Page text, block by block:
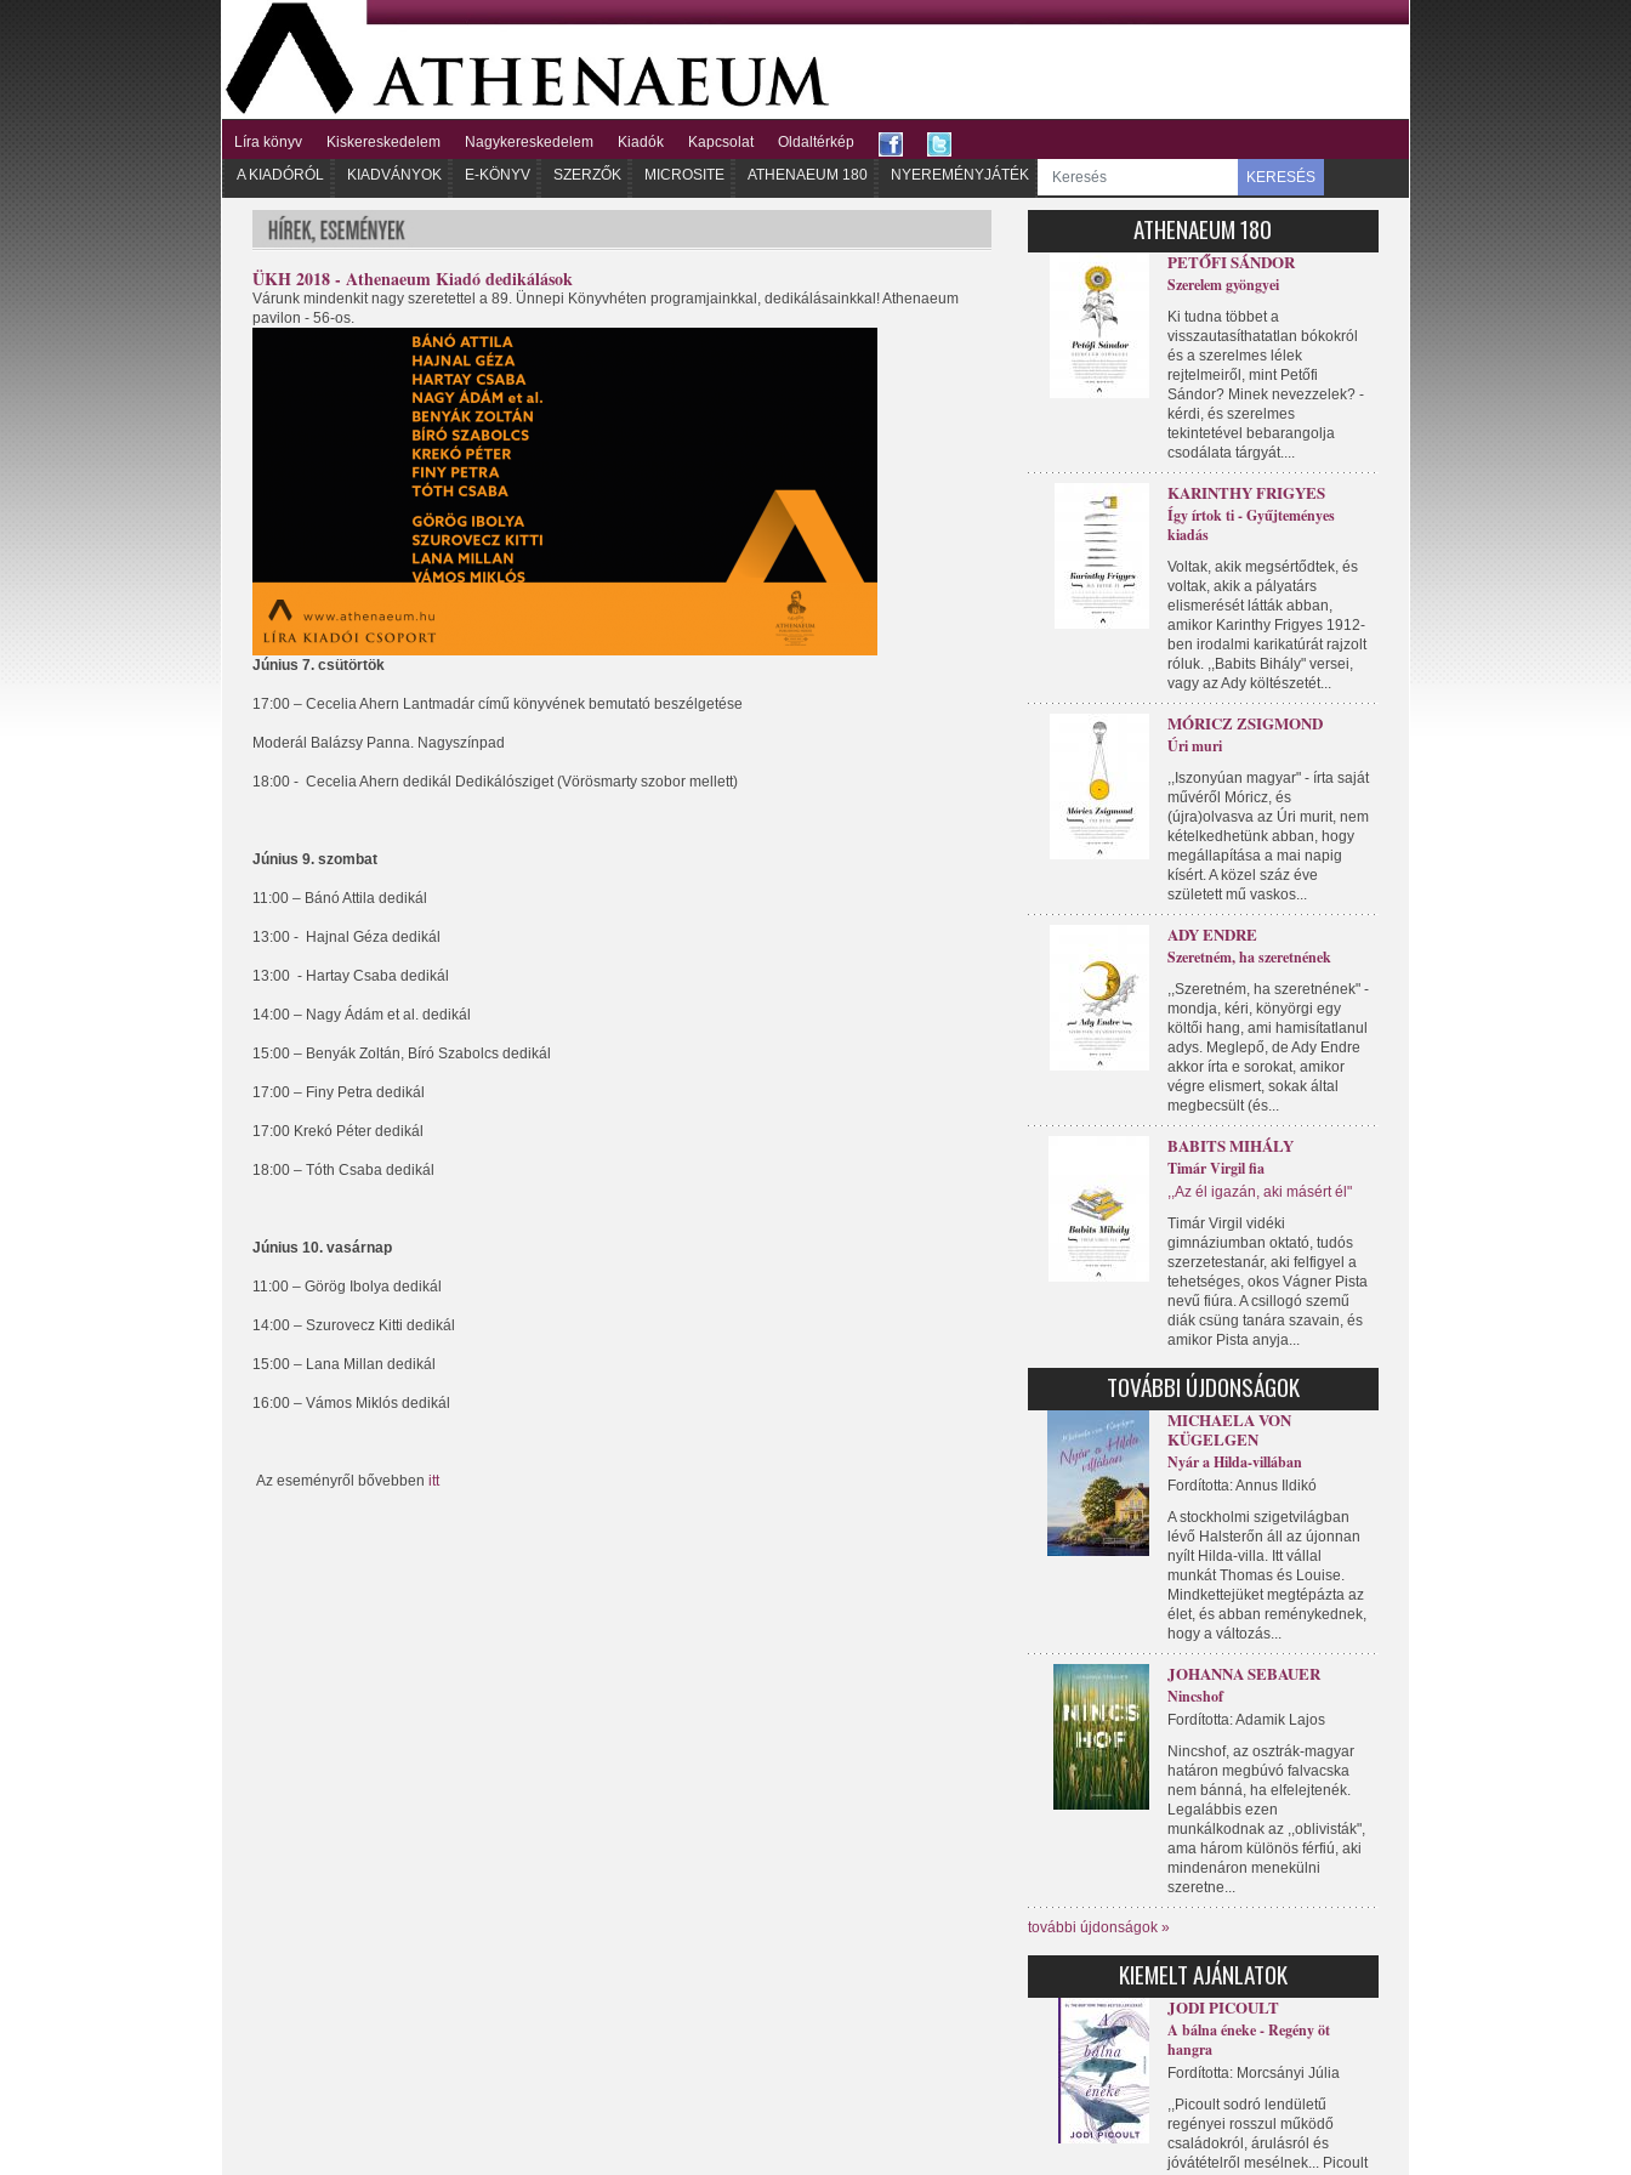
Líra könyv Kiskereskedelem Nagykereskedelem Kiadók Kapcsolat
Oldaltérkép
A KIADÓRÓL
KIADVÁNYOK E-KÖNYV SZERZŐK MICROSITE ATHENAEUM 180 NYEREMÉNYJÁTÉK KERESÉS
ÜKH 2018 - Athenaeum Kiadó dedikálások
Várunk mindenkit nagy szeretettel a 89. Ünnepi Könyvhéten programjainkkal, dedikálásainkkal! Athenaeum
pavilon - 56-os.
Június 7. csütörtök
17:00 – Cecelia Ahern Lantmadár című könyvének bemutató beszélgetése
Moderál Balázsy Panna. Nagyszínpad
18:00 - Cecelia Ahern dedikál Dedikálósziget (Vörösmarty szobor mellett)
Június 9. szombat
11:00 – Bánó Attila dedikál
13:00 - Hajnal Géza dedikál
13:00 - Hartay Csaba dedikál
14:00 – Nagy Ádám et al. dedikál
15:00 – Benyák Zoltán, Bíró Szabolcs dedikál
17:00 – Finy Petra dedikál
17:00 Krekó Péter dedikál
18:00 – Tóth Csaba dedikál
Június 10. vasárnap
11:00 – Görög Ibolya dedikál
14:00 – Szurovecz Kitti dedikál
15:00 – Lana Millan dedikál
16:00 – Vámos Miklós dedikál
Az eseményről bővebben itt
ATHENAEUM 180
PETŐFI SÁNDOR
Szerelem gyöngyei
Ki tudna többet a
visszautasíthatatlan bókokról
és a szerelmes lélek
rejtelmeiről, mint Petőfi
Sándor? Minek nevezzelek? -
kérdi, és szerelmes
tekintetével bebarangolja
csodálata tárgyát....
KARINTHY FRIGYES
Így írtok ti - Gyűjteményes
kiadás
Voltak, akik megsértődtek, és
voltak, akik a pályatárs
elismerését látták abban,
amikor Karinthy Frigyes 1912-
ben irodalmi karikatúrát rajzolt
róluk. ,,Babits Bihály" versei,
vagy az Ady költészetét...
MÓRICZ ZSIGMOND
Úri muri
,,Iszonyúan magyar" - írta saját
művéről Móricz, és
(újra)olvasva az Úri murit, nem
kételkedhetünk abban, hogy
megállapítása a mai napig
kísért. A közel száz éve
született mű vaskos...
ADY ENDRE
Szeretném, ha szeretnének
,,Szeretném, ha szeretnének" -
mondja, kéri, könyörgi egy
költői hang, ami hamisítatlanul
adys. Meglepő, de Ady Endre
akkor írta e sorokat, amikor
végre elismert, sokak által
megbecsült (és...
BABITS MIHÁLY
Timár Virgil fia
,,Az él igazán, aki másért él"
Timár Virgil vidéki
gimnáziumban oktató, tudós
szerzetestanár, aki felfigyel a
tehetséges, okos Vágner Pista
nevű fiúra. A csillogó szemű
diák csüng tanára szavain, és
amikor Pista anyja...
TOVÁBBI ÚJDONSÁGOK
MICHAELA VON
KÜGELGEN
Nyár a Hilda-villában
Fordította: Annus Ildikó
A stockholmi szigetvilágban
lévő Halsterőn áll az újonnan
nyílt Hilda-villa. Itt vállal
munkát Thomas és Louise.
Mindkettejüket megtépázta az
élet, és abban reménykednek,
hogy a változás...
JOHANNA SEBAUER
Nincshof
Fordította: Adamik Lajos
Nincshof, az osztrák-magyar
határon megbúvó falvacska
nem bánná, ha elfelejtenék.
Legalábbis ezen
munkálkodnak az ,,oblivisták",
ama három különös férfiú, aki
mindenáron menekülni
szeretne...
további újdonságok »
KIEMELT AJÁNLATOK
JODI PICOULT
A bálna éneke - Regény öt
hangra
Fordította: Morcsányi Júlia
,,Picoult sodró lendületű
regényei rosszul működő
családokról, árulásról és
jóvátételről mesélnek... Picoult